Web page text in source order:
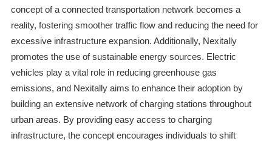
concept of a connected transportation network becomes a
reality, fostering smoother traffic flow and reducing the need for
excessive infrastructure expansion. Additionally, Nexitally
promotes the use of sustainable energy sources. Electric
vehicles play a vital role in reducing greenhouse gas
emissions, and Nexitally aims to enhance their adoption by
building an extensive network of charging stations throughout
urban areas. By providing easy access to charging
infrastructure, the concept encourages individuals to shift